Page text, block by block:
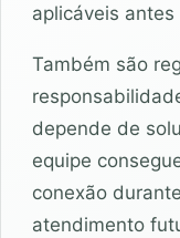
aplicáveis
Também são
depende de
equipe
conexão
atendimento